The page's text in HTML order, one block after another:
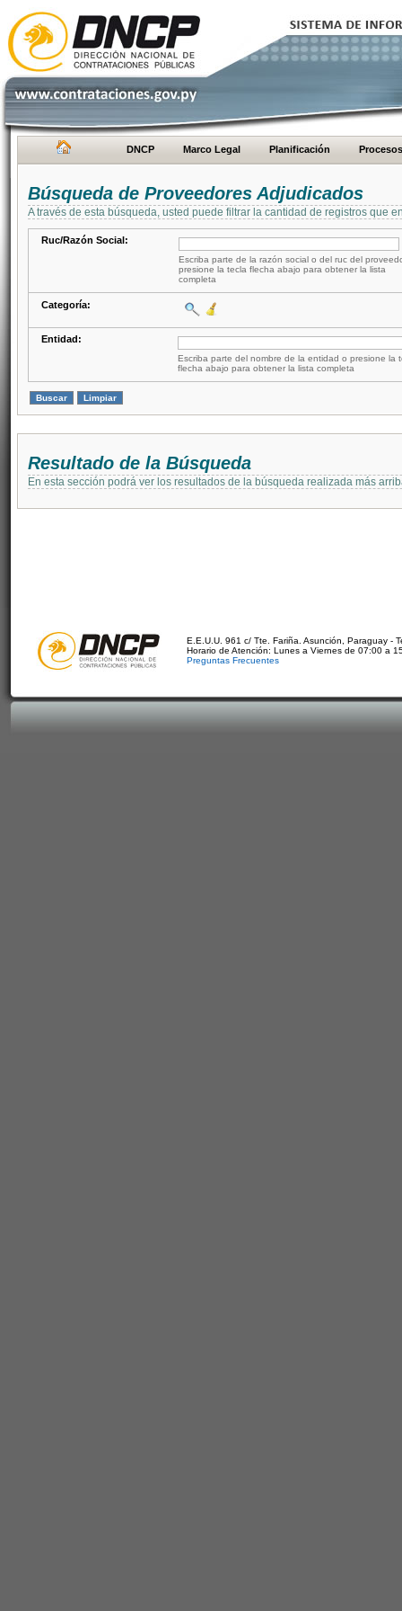
DNCP Marco Legal Planificación Procesos
Búsqueda de Proveedores Adjudicados
A través de esta búsqueda, usted puede filtrar la cantidad de registros que
Ruc/Razón Social:
Escriba parte de la razón social o del ruc del
presione la tecla flecha abajo para obtener la lista
completa
Categoría:
Entidad:
Escriba parte del nombre de la entidad o presione la
flecha abajo para obtener la lista completa
Resultado de la Búsqueda
En esta sección podrá ver los resultados de la búsqueda realizada más
E.E.U.U. 961 c/ Tte. Fariña. Asunción, Paraguay -
Horario de Atención: Lunes a Viernes de 07:00 a
Preguntas Frecuentes